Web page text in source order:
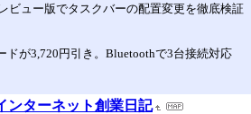
ビュー版でタスクバーの配置変更を徹底検証
ドが3,720円引き。Bluetoothで3台接続対応
ンターネット創業日記